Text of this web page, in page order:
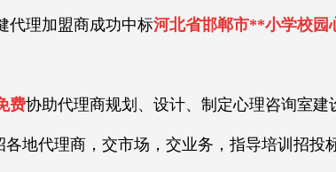
理加盟商成功中标河北省邯郸市**小学校园
费协助代理商规划、设计、制定心理咨询室建
地代理商，交市场，交业务，指导培训招投